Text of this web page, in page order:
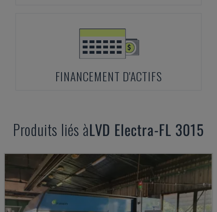
FINANCEMENT D'ACTIFS
Produits liés àLVD Electra-FL 3015